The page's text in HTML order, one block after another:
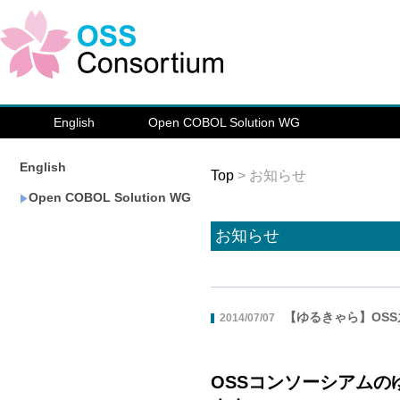
English Open COBOL Solution WG
English
Open COBOL Solution WG
Top > お知らせ
お知らせ
2014/07/07 【ゆるきゃら】
OSSコンソーシアムの